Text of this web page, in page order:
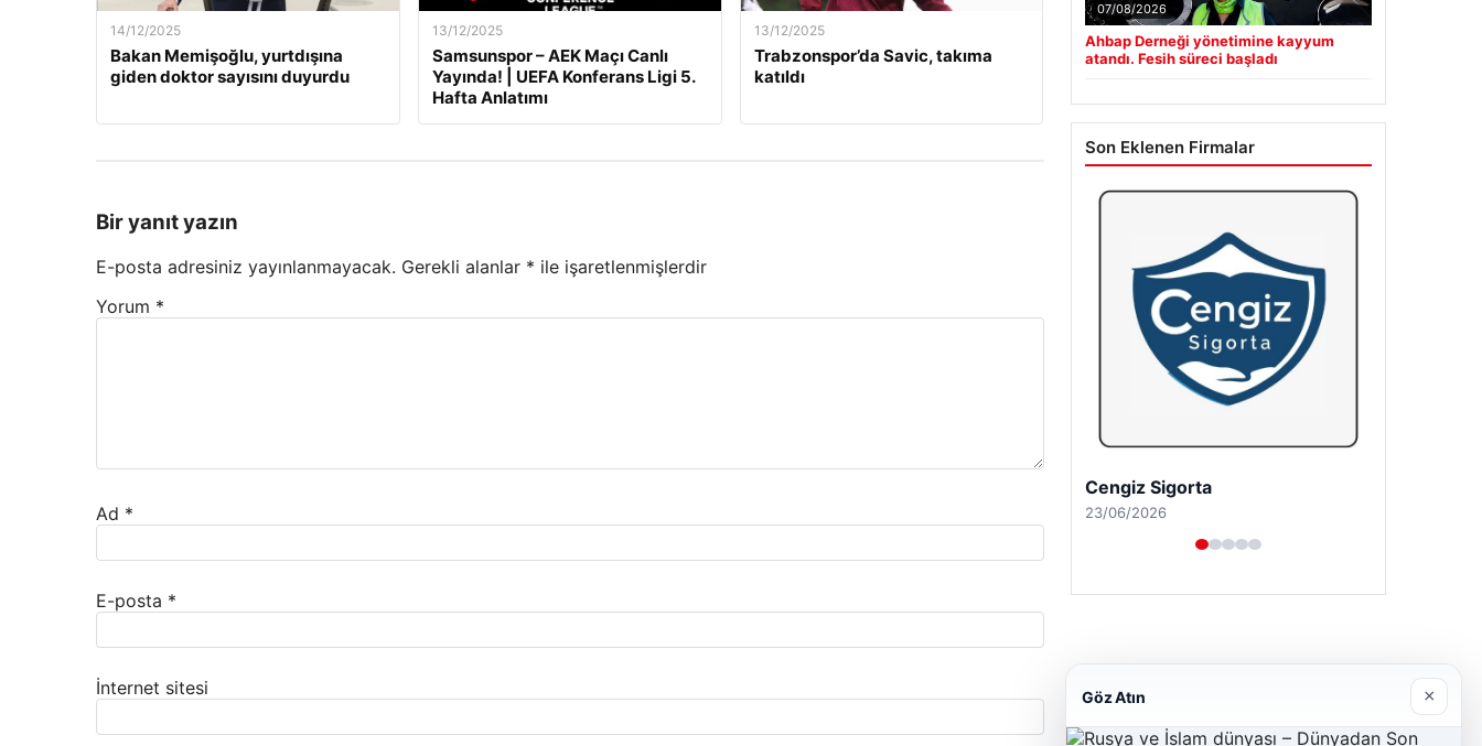
14/12/2025
Bakan Memişoğlu, yurtdışına
giden doktor sayısını duyurdu
13/12/2025
Samsunspor – AEK Maçı Canlı
Yayında! | UEFA Konferans Ligi 5.
Hafta Anlatımı
13/12/2025
Trabzonspor’da Savic, takıma
katıldı
Bir yanıt yazın
E-posta adresiniz yayınlanmayacak. Gerekli alanlar * ile işaretlenmişlerdir
Yorum *
Ad *
E-posta *
İnternet sitesi
07/08/2026
Ahbap Derneği yönetimine kayyum
atandı. Fesih süreci başladı
Son Eklenen Firmalar
Cengiz Sigorta
23/06/2026
Göz Atın ×